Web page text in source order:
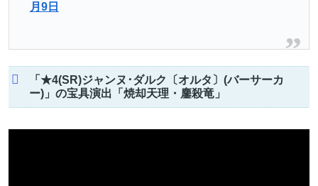
月9日
「★4(SR)ジャンヌ･ダルク〔オルタ〕(バーサーカ
ー)」の宝具演出「焼却天理・鏖殺竜」